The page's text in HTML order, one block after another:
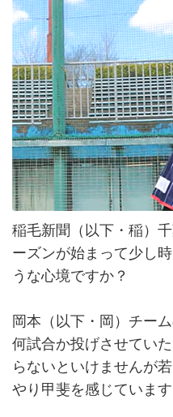
稲毛新聞（以下・稲）
ーズンが始まって少し
うな心境ですか？
岡本（以下・岡）チー
何試合か投げさせてい
らないといけませんが
やり甲斐を感じています